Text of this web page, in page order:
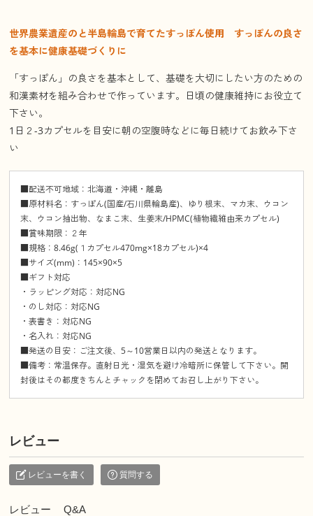
世界農業遺産のと半島輪島で育てたすっぽん使用 すっぽんの良さ
を基本に健康基礎づくりに
「すっぽん」の良さを基本として、基礎を大切にしたい方のための
和漢素材を組み合わせで作っています。日頃の健康維持にお役立て
下さい。
1日２-3カプセルを目安に朝の空腹時などに毎日続けてお飲み下さ
い
■配送不可地域：北海道・沖縄・離島
■原材料名：すっぽん(国産/石川県輪島産)、ゆり根末、マカ末、ウコン
末、ウコン抽出物、なまこ末、生姜末/HPMC(植物繊維由来カプセル)
■賞味期限：２年
■規格：8.46g(１カプセル470mg×18カプセル)×4
■サイズ(mm)：145×90×5
■ギフト対応
・ラッピング対応：対応NG
・のし対応：対応NG
・表書き：対応NG
・名入れ：対応NG
■発送の目安：ご注文後、5～10営業日以内の発送となります。
■備考：常温保存。直射日光・湿気を避け冷暗所に保管して下さい。開
封後はその都度きちんとチャックを閉めてお召し上がり下さい。
レビュー
レビューを書く 質問する
レビュー Q&A